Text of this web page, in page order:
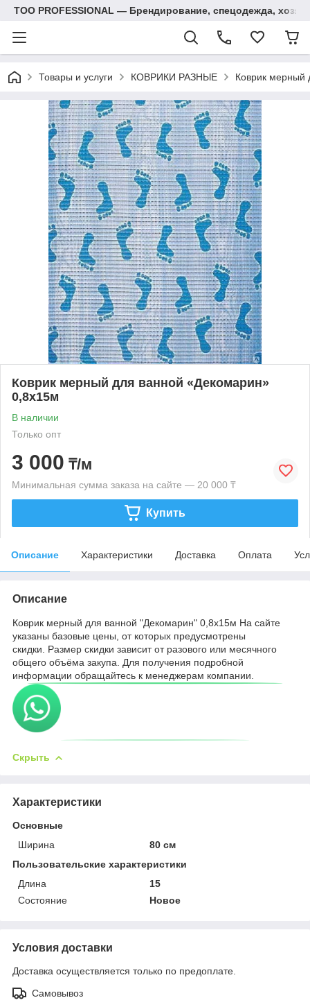
ТОО PROFESSIONAL — Брендирование, спецодежда,
Товары и услуги КОВРИКИ РАЗНЫЕ Коврик мерный
Коврик мерный для ванной «Декомарин»
0,8х15м
В наличии
Только опт
3 000 ₸/м
Минимальная сумма заказа на сайте — 20 000 ₸
Купить
Описание Характеристики Доставка Оплата
Описание
Коврик мерный для ванной "Декомарин" 0,8х15м На сайте
указаны базовые цены, от которых предусмотрены
скидки. Размер скидки зависит от разового или месячного
общего объёма закупа. Для получения подробной
информации обращайтесь к менеджерам компании.
Скрыть
Характеристики
Основные
Ширина
80 см
Пользовательские характеристики
Длина
15
Состояние
Новое
Условия доставки
Доставка осуществляется только по предоплате.
Самовывоз